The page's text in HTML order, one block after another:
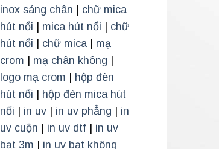
inox sáng chân
chữ mica
hút nổi
mica hút nổi
chữ
hút nổi
chữ mica| mạ
crom
mạ chân không
logo mạ crom
hộp đèn
hút nổi
hộp đèn mica hút
nổi
in uv| in uv phẳng
in
uv cuộn
in uv dtf| in uv
bạt 3m
in uv bạt không